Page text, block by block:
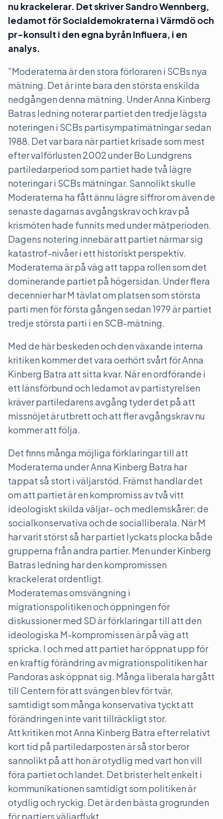
nu krackelerar. Det skriver Sandro Wennberg,
ledamot för Socialdemokraterna i Värmdö och
pr-konsult i den egna byrån Influera, i en
analys.
”Moderaterna är den stora förloraren i SCBs nya
mätning. Det är inte bara den största enskilda
nedgången denna mätning. Under Anna Kinberg
Batras ledning noterar partiet den tredje lägsta
noteringen i SCBs partisympatimätningar sedan
1988. Det var bara när partiet krisade som mest
efter valförlusten 2002 under Bo Lundgrens
partiledarperiod som partiet hade två lägre
noteringar i SCBs mätningar. Sannolikt skulle
Moderaterna ha fått ännu lägre siffror om även de
senaste dagarnas avgångskrav och krav på
krismöten hade funnits med under mätperioden.
Dagens notering innebär att partiet närmar sig
katastrof-nivåer i ett historiskt perspektiv.
Moderaterna är på väg att tappa rollen som det
dominerande partiet på högersidan. Under flera
decennier har M tävlat om platsen som största
parti men för första gången sedan 1979 är partiet
tredje största parti i en SCB-mätning.
Med de här beskeden och den växande interna
kritiken kommer det vara oerhört svårt för Anna
Kinberg Batra att sitta kvar. När en ordförande i
ett länsförbund och ledamot av partistyrelsen
kräver partiledarens avgång tyder det på att
missnöjet är utbrett och att fler avgångskrav nu
kommer att följa.
Det finns många möjliga förklaringar till att
Moderaterna under Anna Kinberg Batra har
tappat så stort i väljarstöd. Främst handlar det
om att partiet är en kompromiss av två vitt
ideologiskt skilda väljar- och medlemskårer: de
socialkonservativa och de socialliberala. När M
har varit störst så har partiet lyckats plocka både
grupperna från andra partier. Men under Kinberg
Batras ledning har den kompromissen
krackelerat ordentligt.
Moderaternas omsvängning i
migrationspolitiken och öppningen för
diskussioner med SD är förklaringar till att den
ideologiska M-kompromissen är på väg att
spricka. I och med att partiet har öppnat upp för
en kraftig förändring av migrationspolitiken har
Pandoras ask öppnat sig. Många liberala har gått
till Centern för att svängen blev för tvär,
samtidigt som många konservativa tyckt att
förändringen inte varit tillräckligt stor.
Att kritiken mot Anna Kinberg Batra efter relativt
kort tid på partiledarposten är så stor beror
sannolikt på att hon är otydlig med vart hon vill
föra partiet och landet. Det brister helt enkelt i
kommunikationen samtidigt som politiken är
otydlig och ryckig. Det är den bästa grogrunden
för partiers väljarflykt.